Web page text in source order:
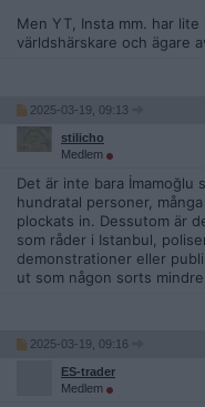
Men YT, Insta mm. har
världshärskare och ägare
2025-03-19, 09:13
stilicho
Medlem
Det är inte bara İmamoğlu
hundratal personer,
plockats in. Dessutom är
som råder i Istanbul,
demonstrationer eller
ut som någon sorts
2025-03-19, 09:16
ES-trader
Medlem